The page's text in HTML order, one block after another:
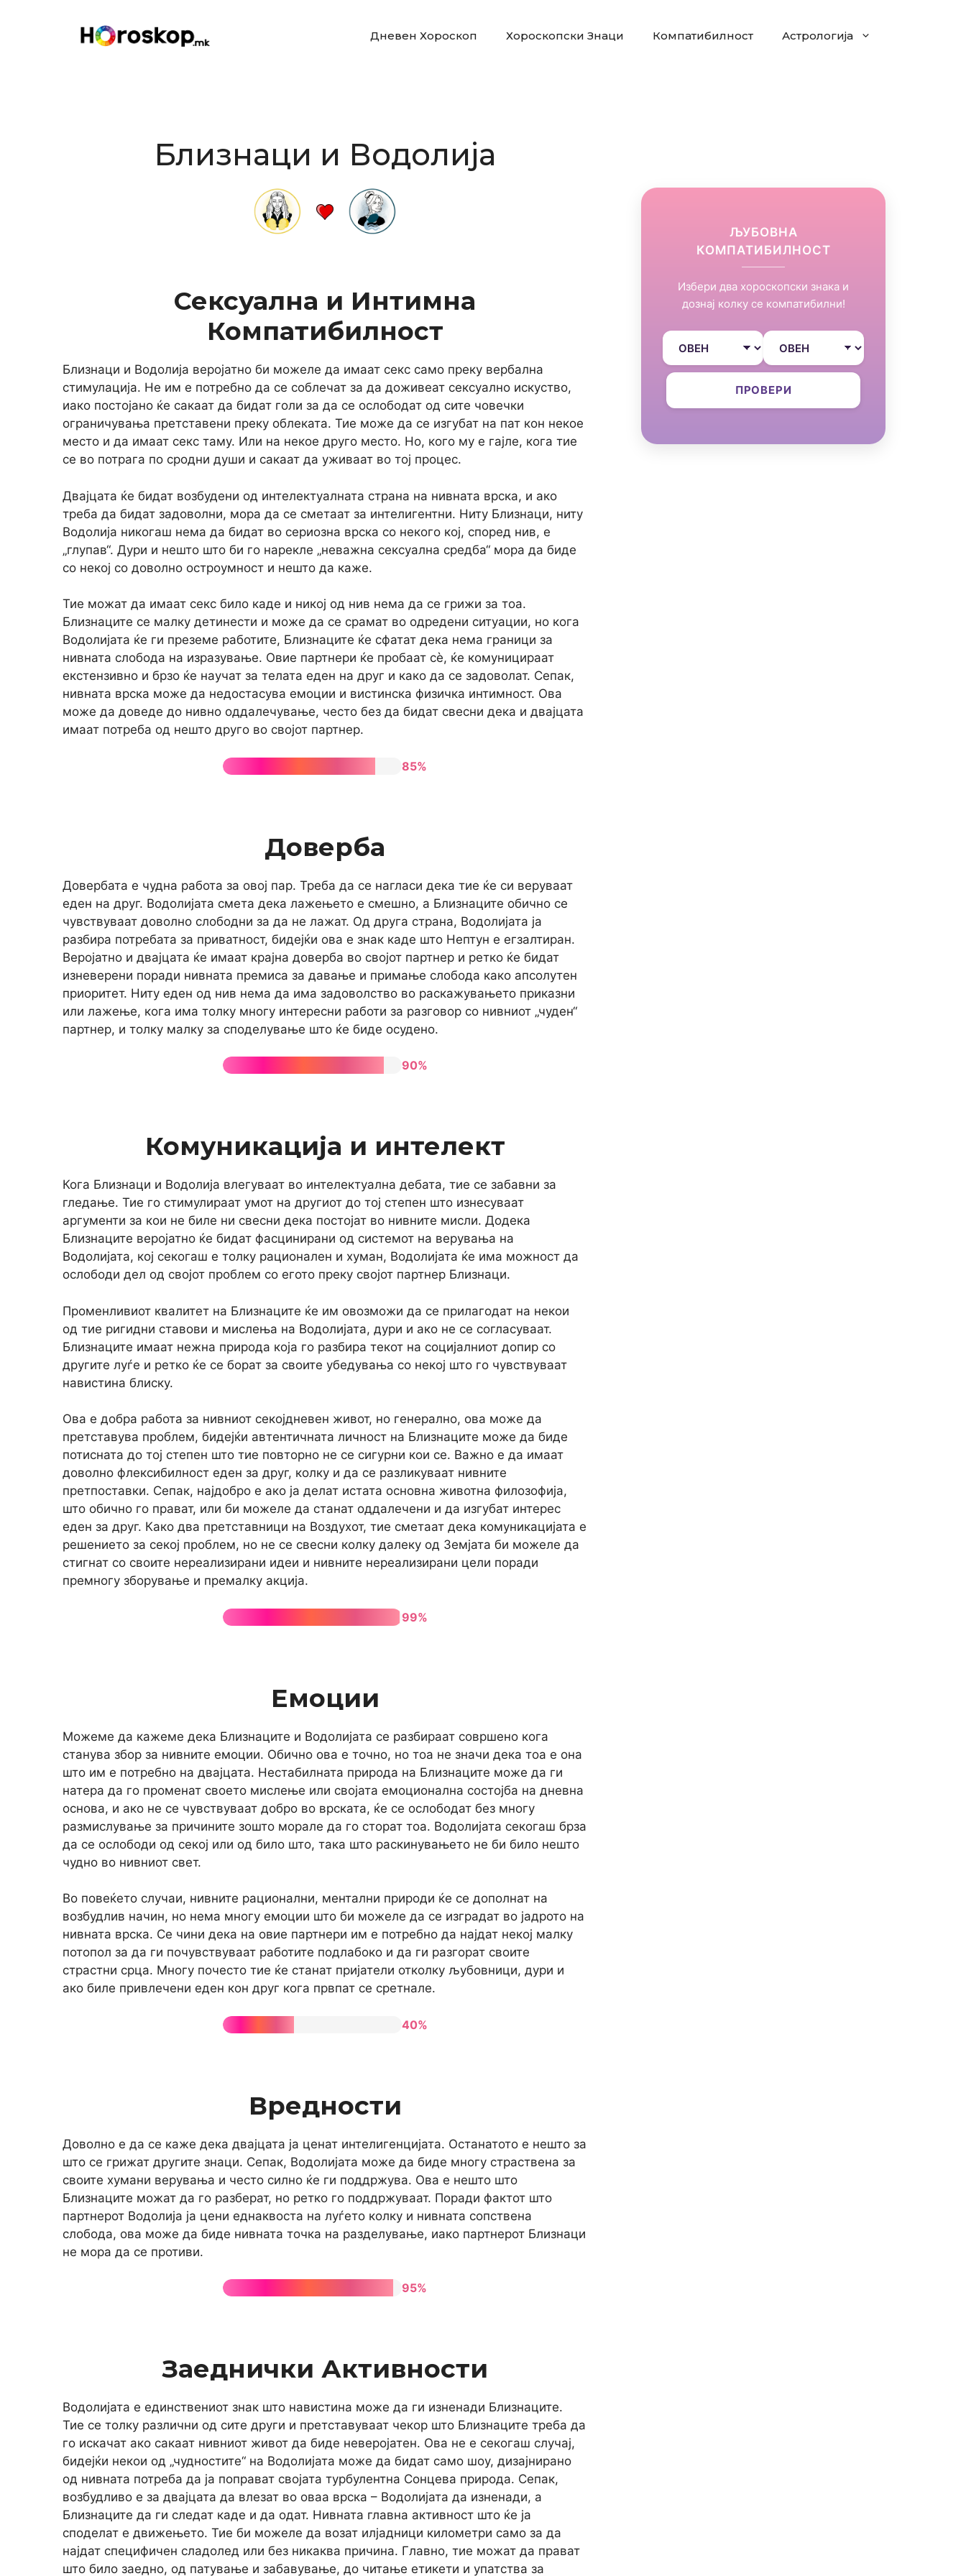
Дневен Хороскоп Хороскопски Знаци Компатибилност Астрологија
Близнаци и Водолија
Сексуална и Интимна
Компатибилност
Близнаци и Водолија веројатно би можеле да имаат секс само преку вербална
стимулација. Не им е потребно да се соблечат за да доживеат сексуално искуство,
иако постојано ќе сакаат да бидат голи за да се ослободат од сите човечки
ограничувања претставени преку облеката. Тие може да се изгубат на пат кон некое
место и да имаат секс таму. Или на некое друго место. Но, кого му е гајле, кога тие
се во потрага по сродни души и сакаат да уживаат во тој процес.
Двајцата ќе бидат возбудени од интелектуалната страна на нивната врска, и ако
треба да бидат задоволни, мора да се сметаат за интелигентни. Ниту Близнаци, ниту
Водолија никогаш нема да бидат во сериозна врска со некого кој, според нив, е
„глупав“. Дури и нешто што би го нарекле „неважна сексуална средба“ мора да биде
со некој со доволно остроумност и нешто да каже.
Тие можат да имаат секс било каде и никој од нив нема да се грижи за тоа.
Близнаците се малку детинести и може да се срамат во одредени ситуации, но кога
Водолијата ќе ги преземе работите, Близнаците ќе сфатат дека нема граници за
нивната слобода на изразување. Овие партнери ќе пробаат сè, ќе комуницираат
екстензивно и брзо ќе научат за телата еден на друг и како да се задоволат. Сепак,
нивната врска може да недостасува емоции и вистинска физичка интимност. Ова
може да доведе до нивно оддалечување, често без да бидат свесни дека и двајцата
имаат потреба од нешто друго во својот партнер.
85%
Доверба
Довербата е чудна работа за овој пар. Треба да се нагласи дека тие ќе си веруваат
еден на друг. Водолијата смета дека лажењето е смешно, а Близнаците обично се
чувствуваат доволно слободни за да не лажат. Од друга страна, Водолијата ја
разбира потребата за приватност, бидејќи ова е знак каде што Нептун е егзалтиран.
Веројатно и двајцата ќе имаат крајна доверба во својот партнер и ретко ќе бидат
изневерени поради нивната премиса за давање и примање слобода како апсолутен
приоритет. Ниту еден од нив нема да има задоволство во раскажувањето приказни
или лажење, кога има толку многу интересни работи за разговор со нивниот „чуден“
партнер, и толку малку за споделување што ќе биде осудено.
90%
Комуникација и интелект
Кога Близнаци и Водолија влегуваат во интелектуална дебата, тие се забавни за
гледање. Тие го стимулираат умот на другиот до тој степен што изнесуваат
аргументи за кои не биле ни свесни дека постојат во нивните мисли. Додека
Близнаците веројатно ќе бидат фасцинирани од системот на верувања на
Водолијата, кој секогаш е толку рационален и хуман, Водолијата ќе има можност да
ослободи дел од својот проблем со егото преку својот партнер Близнаци.
Променливиот квалитет на Близнаците ќе им овозможи да се прилагодат на некои
од тие ригидни ставови и мислења на Водолијата, дури и ако не се согласуваат.
Близнаците имаат нежна природа која го разбира текот на социјалниот допир со
другите луѓе и ретко ќе се борат за своите убедувања со некој што го чувствуваат
навистина блиску.
Ова е добра работа за нивниот секојдневен живот, но генерално, ова може да
претставува проблем, бидејќи автентичната личност на Близнаците може да биде
потисната до тој степен што тие повторно не се сигурни кои се. Важно е да имаат
доволно флексибилност еден за друг, колку и да се разликуваат нивните
претпоставки. Сепак, најдобро е ако ја делат истата основна животна филозофија,
што обично го прават, или би можеле да станат оддалечени и да изгубат интерес
еден за друг. Како два претставници на Воздухот, тие сметаат дека комуникацијата е
решението за секој проблем, но не се свесни колку далеку од Земјата би можеле да
стигнат со своите нереализирани идеи и нивните нереализирани цели поради
премногу зборување и премалку акција.
99%
Емоции
Можеме да кажеме дека Близнаците и Водолијата се разбираат совршено кога
станува збор за нивните емоции. Обично ова е точно, но тоа не значи дека тоа е она
што им е потребно на двајцата. Нестабилната природа на Близнаците може да ги
натера да го променат своето мислење или својата емоционална состојба на дневна
основа, и ако не се чувствуваат добро во врската, ќе се ослободат без многу
размислување за причините зошто морале да го сторат тоа. Водолијата секогаш брза
да се ослободи од секој или од било што, така што раскинувањето не би било нешто
чудно во нивниот свет.
Во повеќето случаи, нивните рационални, ментални природи ќе се дополнат на
возбудлив начин, но нема многу емоции што би можеле да се изградат во јадрото на
нивната врска. Се чини дека на овие партнери им е потребно да најдат некој малку
потопол за да ги почувствуваат работите подлабоко и да ги разгорат своите
страстни срца. Многу почесто тие ќе станат пријатели отколку љубовници, дури и
ако биле привлечени еден кон друг кога првпат се сретнале.
40%
Вредности
Доволно е да се каже дека двајцата ја ценат интелигенцијата. Останатото е нешто за
што се грижат другите знаци. Сепак, Водолијата може да биде многу страствена за
своите хумани верувања и често силно ќе ги поддржува. Ова е нешто што
Близнаците можат да го разберат, но ретко го поддржуваат. Поради фактот што
партнерот Водолија ја цени еднаквоста на луѓето колку и нивната сопствена
слобода, ова може да биде нивната точка на разделување, иако партнерот Близнаци
не мора да се противи.
95%
Заеднички Активности
Водолијата е единствениот знак што навистина може да ги изненади Близнаците.
Тие се толку различни од сите други и претставуваат чекор што Близнаците треба да
го искачат ако сакаат нивниот живот да биде неверојатен. Ова не е секогаш случај,
бидејќи некои од „чудностите“ на Водолијата може да бидат само шоу, дизајнирано
од нивната потреба да ја поправат својата турбулентна Сонцева природа. Сепак,
возбудливо е за двајцата да влезат во оваа врска – Водолијата да изненади, а
Близнаците да ги следат каде и да одат. Нивната главна активност што ќе ја
споделат е движењето. Тие би можеле да возат илјадници километри само за да
најдат специфичен сладолед или без никаква причина. Главно, тие можат да прават
што било заедно, од патување и забавување, до читање етикети и упатства за
ЉУБОВНА
КОМПАТИБИЛНОСТ
Избери два хороскопски знака и
дознај колку се компатибилни!
ПРОВЕРИ